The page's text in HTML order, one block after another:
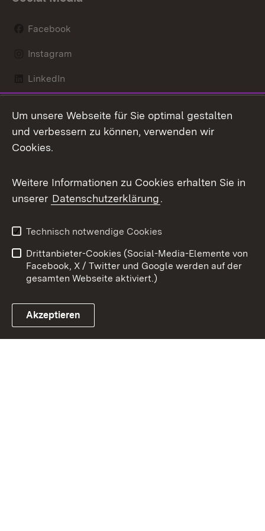
Facebook
Instagram
LinkedIn
X / Twitter
Youtube
Link zum Landesportal
Kontakt
Datenschutz
Barrierefreiheit
Impressum
Cookies
Um unsere Webseite für Sie optimal gestalten
und verbessern zu können, verwenden wir
Cookies.
Weitere Informationen zu Cookies erhalten Sie in
unserer Datenschutzerklärung.
Technisch notwendige Cookies
Drittanbieter-Cookies (Social-Media-Elemente von
Facebook, X / Twitter und Google werden auf der
gesamten Webseite aktiviert.)
Akzeptieren